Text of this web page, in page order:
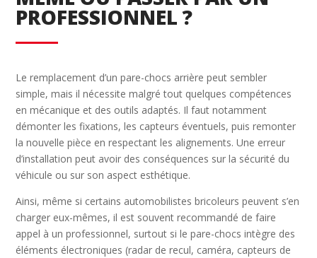
PROFESSIONNEL ?
Le remplacement d’un pare-chocs arrière peut sembler
simple, mais il nécessite malgré tout quelques compétences
en mécanique et des outils adaptés. Il faut notamment
démonter les fixations, les capteurs éventuels, puis remonter
la nouvelle pièce en respectant les alignements. Une erreur
d’installation peut avoir des conséquences sur la sécurité du
véhicule ou sur son aspect esthétique.
Ainsi, même si certains automobilistes bricoleurs peuvent s’en
charger eux-mêmes, il est souvent recommandé de faire
appel à un professionnel, surtout si le pare-chocs intègre des
éléments électroniques (radar de recul, caméra, capteurs de